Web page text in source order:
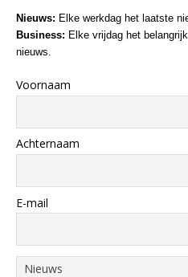
Nieuws: Elke werkdag het laatste
Business: Elke vrijdag het
nieuws.
Voornaam
Achternaam
E-mail